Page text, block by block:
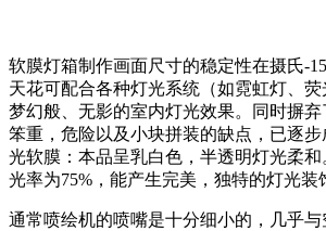
软膜灯箱制作画面尺寸的稳定性在摄氏-
天花可配合各种灯光系统（如霓虹灯、
梦幻般、无影的室内灯光效果。同时摒
笨重，危险以及小块拼装的缺点，已逐
光软膜：本品呈乳白色，半透明灯光柔
光率为75%，能产生完美，独特的灯光装
通常喷绘机的喷嘴是十分细小的，几乎